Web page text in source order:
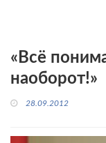
«Всё
наоборот!»
28.09.2012